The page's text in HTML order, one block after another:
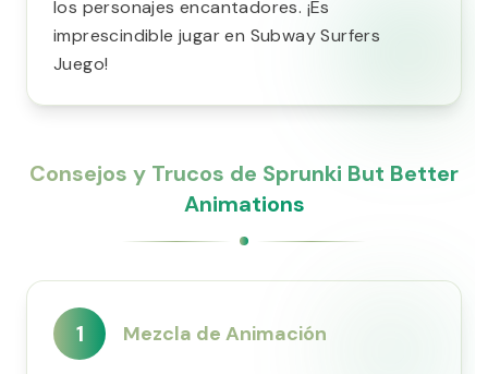
los personajes encantadores. ¡Es
imprescindible jugar en Subway Surfers
Juego!
Consejos y Trucos de Sprunki But Better
Animations
1 Mezcla de Animación